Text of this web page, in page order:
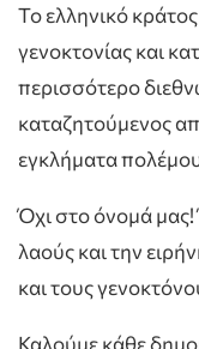
Το ελληνικό
γενοκτονίας και
περισσότερο
καταζητούμενος
εγκλήματα
Όχι στο όνομά μας!
λαούς και την
και τους
Καλούμε κάθε